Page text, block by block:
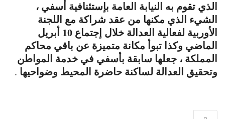
الذي تقوم به النيابة العامة بإستئنافية أسفي ،
الشيء الذي مكنها من عقد شراكة مع اللجنة
الأوربية لفعالية العدالة خلال إجتماع 10 أبريل
الماضي وكذا تبوأ مكانة متميزة عن باقي محاكم
المملكة ، جعلها سابقة بأسفي في خدمة المواطن
وتحقيق العدالة لساكنة حاضرة المحيط وضواحيها .